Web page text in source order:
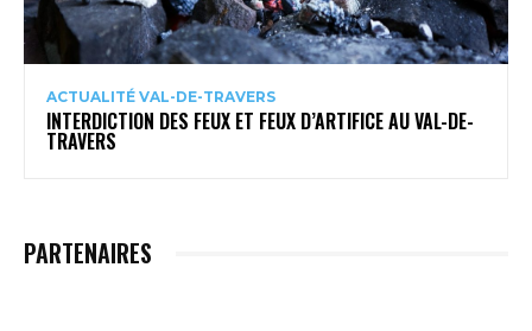
ACTUALITÉ VAL-DE-TRAVERS
INTERDICTION DES FEUX ET FEUX D’ARTIFICE AU VAL-DE-
TRAVERS
PARTENAIRES